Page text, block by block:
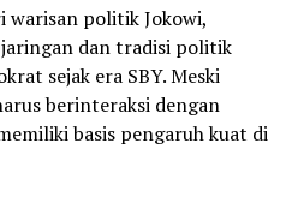
warisan politik Jokowi,
dan tradisi politik
sejak era SBY. Meski
berinteraksi dengan
basis pengaruh kuat di